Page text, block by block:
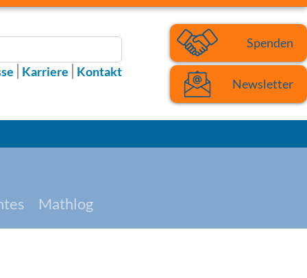
Karriere Kontakt
Spenden
Newsletter
Mathlog